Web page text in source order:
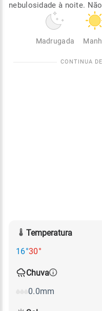
nebulosidade à noite.
Madrugada
Temperatura
16°30°
Chuva
0.0mm